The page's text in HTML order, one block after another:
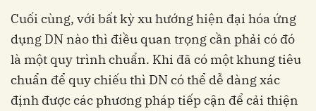
Cuối cùng, với bất kỳ xu hướng hiện đại hóa ứng
dụng DN nào thì điều quan trọng cần phải có đó
là một quy trình chuẩn. Khi đã có một khung tiêu
chuẩn để quy chiếu thì DN có thể dễ dàng xác
định được các phương pháp tiếp cận để cải thiện